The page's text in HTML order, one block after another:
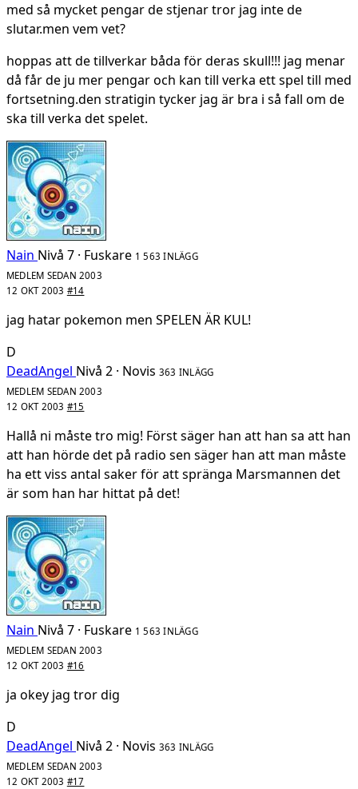
med så mycket pengar de stjenar tror jag inte de
slutar.men vem vet?
hoppas att de tillverkar båda för deras skull!!! jag menar
då får de ju mer pengar och kan till verka ett spel till med
fortsetning.den stratigin tycker jag är bra i så fall om de
ska till verka det spelet.
Nain Nivå 7 · Fuskare 1 563 INLÄGG
MEDLEM SEDAN 2003
12 OKT 2003 #14
jag hatar pokemon men SPELEN ÄR KUL!
D
DeadAngel Nivå 2 · Novis 363 INLÄGG
MEDLEM SEDAN 2003
12 OKT 2003 #15
Hallå ni måste tro mig! Först säger han att han sa att han
att han hörde det på radio sen säger han att man måste
ha ett viss antal saker för att spränga Marsmannen det
är som han har hittat på det!
Nain Nivå 7 · Fuskare 1 563 INLÄGG
MEDLEM SEDAN 2003
12 OKT 2003 #16
ja okey jag tror dig
D
DeadAngel Nivå 2 · Novis 363 INLÄGG
MEDLEM SEDAN 2003
12 OKT 2003 #17